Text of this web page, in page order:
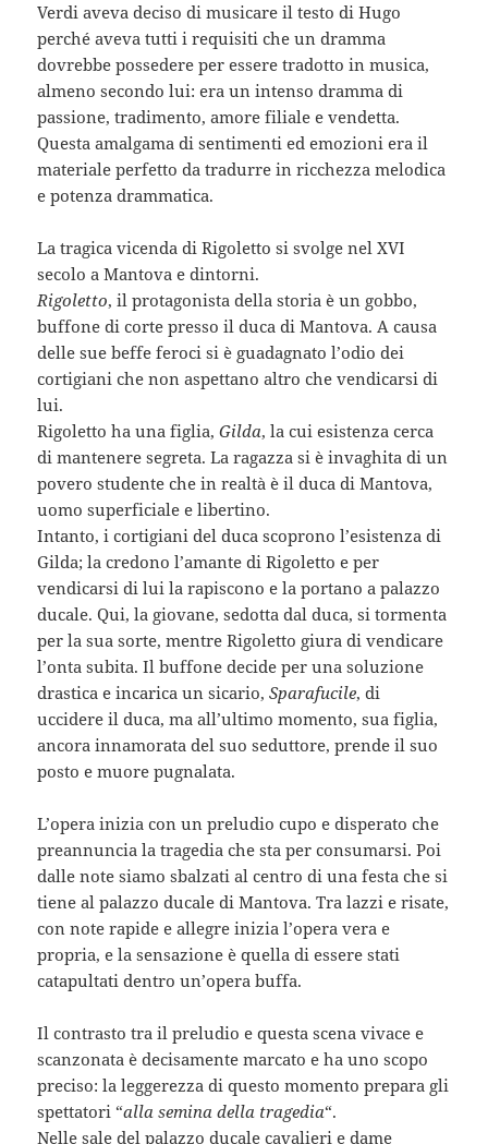
Verdi aveva deciso di musicare il testo di Hugo
perché aveva tutti i requisiti che un dramma
dovrebbe possedere per essere tradotto in musica,
almeno secondo lui: era un intenso dramma di
passione, tradimento, amore filiale e vendetta.
Questa amalgama di sentimenti ed emozioni era il
materiale perfetto da tradurre in ricchezza melodica
e potenza drammatica.
La tragica vicenda di Rigoletto si svolge nel XVI
secolo a Mantova e dintorni.
Rigoletto, il protagonista della storia è un gobbo,
buffone di corte presso il duca di Mantova. A causa
delle sue beffe feroci si è guadagnato l’odio dei
cortigiani che non aspettano altro che vendicarsi di
lui.
Rigoletto ha una figlia,Gilda, la cui esistenza cerca
di mantenere segreta. La ragazza si è invaghita di un
povero studente che in realtà è il duca di Mantova,
uomo superficiale e libertino.
Intanto, i cortigiani del duca scoprono l’esistenza di
Gilda; la credono l’amante di Rigoletto e per
vendicarsi di lui la rapiscono e la portano a palazzo
ducale. Qui, la giovane, sedotta dal duca, si tormenta
per la sua sorte, mentre Rigoletto giura di vendicare
l’onta subita. Il buffone decide per una soluzione
drastica e incarica un sicario,Sparafucile, di
uccidere il duca, ma all’ultimo momento, sua figlia,
ancora innamorata del suo seduttore, prende il suo
posto e muore pugnalata.
L’opera inizia con un preludio cupo e disperato che
preannuncia la tragedia che sta per consumarsi. Poi
dalle note siamo sbalzati al centro di una festa che si
tiene al palazzo ducale di Mantova. Tra lazzi e risate,
con note rapide e allegre inizia l’opera vera e
propria, e la sensazione è quella di essere stati
catapultati dentro un’opera buffa.
Il contrasto tra il preludio e questa scena vivace e
scanzonata è decisamente marcato e ha uno scopo
preciso: la leggerezza di questo momento prepara gli
spettatori “alla semina della tragedia“.
Nelle sale del palazzo ducale cavalieri e dame